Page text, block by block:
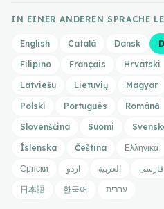
IN EINER ANDEREN SPRACHE
English Català Dansk
Filipino
Français Hrvatski
Latviešu
Lietuvių Magyar
Polski
Português Română
Slovenščina
Suomi
Íslenska
Čeština Ελληνικά
Српски
اردو العربية فارسی
日本語
한국어 עברית